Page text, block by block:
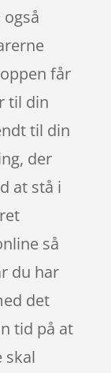
får
til din
til din
der
at stå i
så
du har
det
tid på at
skal